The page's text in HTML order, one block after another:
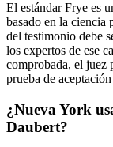
El estándar Frye es
basado en la ciencia
del testimonio debe
los expertos de ese
comprobada, el juez
prueba de
¿Nueva York
Daubert?